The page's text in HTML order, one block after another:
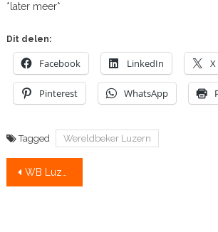
*later meer*
Dit delen:
Facebook LinkedIn X
Pinterest WhatsApp
Tagged Wereldbeker Luzern
Bericht
WB Luzern: mannentwee en dubbelvier sterk in de eerste helft